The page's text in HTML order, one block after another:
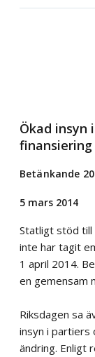
Ökad insyn
finansiering
Betänkande
5 mars 2014
Statligt stöd till
inte har tagit
1 april 2014.
en gemensam
Riksdagen sa
insyn i partiers
ändring. Enligt